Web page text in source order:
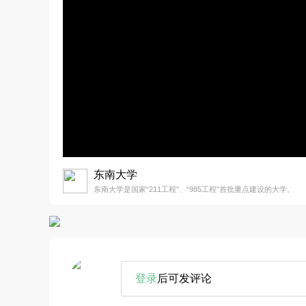
东南大学
东南大学是国家“211工程”、“985工程”首批重点建设的大学。
登录后可发评论